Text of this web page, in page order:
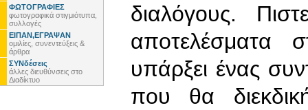
ΦΩΤΟΓΡΑΦΙΕΣ
φωτογραφικά στιγμιότυπα,
συλλογές
ΕΙΠΑΝ,ΕΓΡΑΨΑΝ
ομιλίες, συνεντεύξεις &
άρθρα
ΣΥΝδέσεις
άλλες διευθύνσεις στο
Διαδίκτυο
διαλόγους.
αποτελέσματα
υπάρξει ένας
που θα